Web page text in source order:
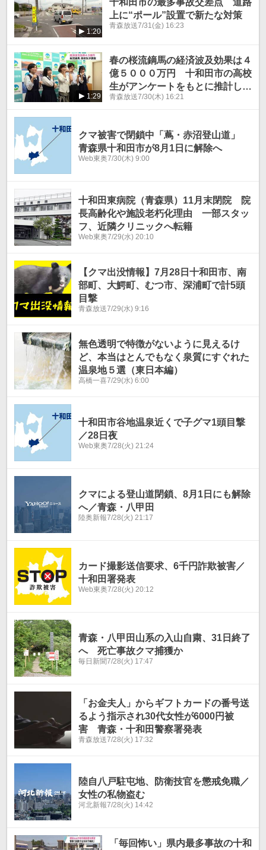
1:20
上に“ポール”設置で新たな対策
青森放送7/31(金) 16:23
1:29
春の桜流鏑馬の経済波及効果は４
億５０００万円 十和田市の高校
生がアンケートをもとに推計し市
長に報告
青森放送7/30(木) 16:21
クマ被害で閉鎖中「蔦・赤沼登山道」
青森県十和田市が8月1日に解除へ
Web東奥7/30(木) 9:00
十和田東病院（青森県）11月末閉院 院
長高齢化や施設老朽化理由 一部スタッ
フ、近隣クリニックへ転籍
Web東奥7/29(水) 20:10
【クマ出没情報】7月28日十和田市、南
部町、大鰐町、むつ市、深浦町で計5頭
目撃
青森放送7/29(水) 9:16
無色透明で特徴がないように見えるけ
ど、本当はとんでもなく泉質にすぐれた
温泉地５選（東日本編）
高橋一喜7/29(水) 6:00
十和田市谷地温泉近くで子グマ1頭目撃
／28日夜
Web東奥7/28(火) 21:24
クマによる登山道閉鎖、8月1日にも解除
へ／青森・八甲田
陸奥新報7/28(火) 21:17
カード撮影送信要求、6千円詐欺被害／
十和田署発表
Web東奥7/28(火) 20:12
青森・八甲田山系の入山自粛、31日終了
へ 死亡事故クマ捕獲か
毎日新聞7/28(火) 17:47
「お金夫人」からギフトカードの番号送
るよう指示され30代女性が6000円被
害 青森・十和田警察署発表
青森放送7/28(火) 17:32
陸自八戸駐屯地、防衛技官を懲戒免職／
女性の私物盗む
河北新報7/28(火) 14:42
「毎回怖い」県内最多事故の十和